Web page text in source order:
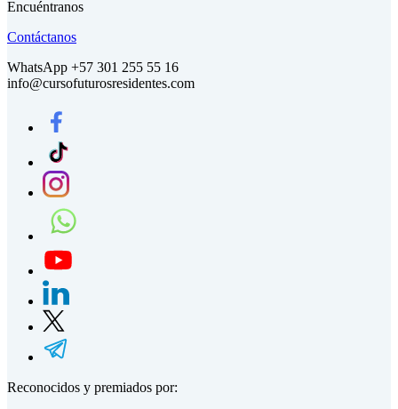
Encuéntranos
Contáctanos
WhatsApp +57 301 255 55 16
info@cursofuturosresidentes.com
Reconocidos y premiados por: